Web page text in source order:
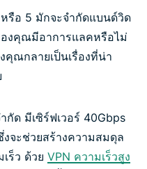
รือ 5 มักจะจำกัดแบนด์วิด
งคุณมีอาการแลคหรือไม่
คุณกลายเป็นเรื่องที่น่า
กัด มีเซิร์ฟเวอร์ 40Gbps
งจะช่วยสร้างความสมดุล
ร็ว ด้วย VPN ความเร็วสูง